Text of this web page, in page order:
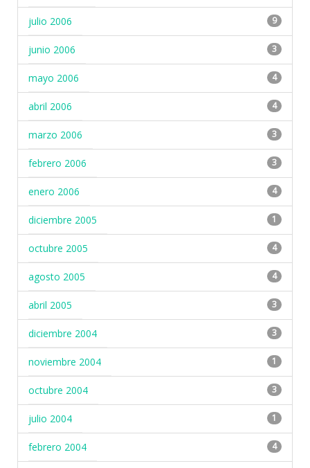
julio 2006 9
junio 2006 3
mayo 2006 4
abril 2006 4
marzo 2006 3
febrero 2006 3
enero 2006 4
diciembre 2005 1
octubre 2005 4
agosto 2005 4
abril 2005 3
diciembre 2004 3
noviembre 2004 1
octubre 2004 3
julio 2004 1
febrero 2004 4